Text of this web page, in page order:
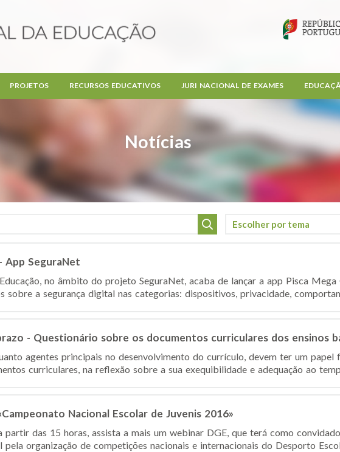
Notícias
PROJETOS RECURSOS EDUCATIVOS JURI NACIONAL DE EXAMES
App SeguraNet
no âmbito do projeto SeguraNet, acaba de lançar a app Pisca
sobre a segurança digital nas categorias: dispositivos, privacidade,
- Questionário sobre os documentos curriculares dos ensinos
agentes principais no desenvolvimento do currículo, devem ter um papel
curriculares, na reflexão sobre a sua exequibilidade e adequação ao
Nacional Escolar de Juvenis 2016»
das 15 horas, assista a mais um webinar DGE, que terá como
pela organização de competições nacionais e internacionais do Desporto